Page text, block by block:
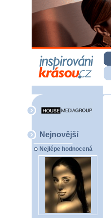
Nejnovější
Nejlépe hodnocená